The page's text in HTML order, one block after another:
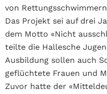
von
Das Projekt sei auf drei
dem Motto «Nicht
teilte die Hallesche
Ausbildung sollen auch
geflüchtete Frauen und
Zuvor hatte der